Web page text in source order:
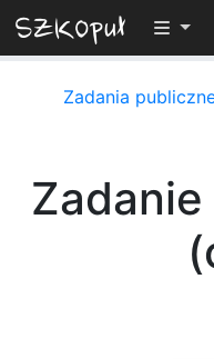
Zadania